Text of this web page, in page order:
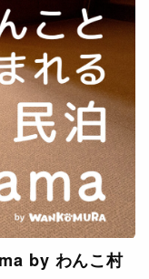
by わんこ村